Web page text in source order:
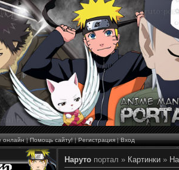
онлайн|Помощь сайту!|Регистрация|Вход
Наруто портал » Картинки »